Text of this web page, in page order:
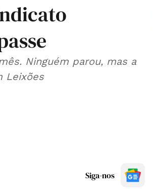
Ninguém parou, mas a
Leixões
Siga-nos